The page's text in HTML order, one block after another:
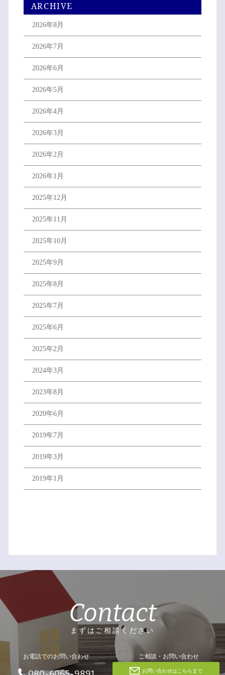
ARCHIVE
2026年8月
2026年7月
2026年6月
2026年5月
2026年4月
2026年3月
2026年2月
2026年1月
2025年12月
2025年11月
2025年10月
2025年9月
2025年8月
2025年7月
2025年6月
2025年2月
2024年3月
2023年8月
2020年6月
2019年7月
2019年3月
2019年1月
Contact
まずはご相談ください
お電話でのお問い合わせ ご相談・お問い合わせ
お問い合わせはこちらまで